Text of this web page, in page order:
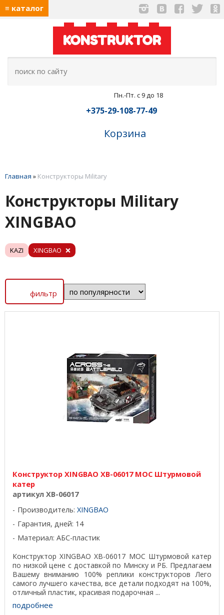
≡ каталог
KONSTRUKTOR
Пн.-Пт. с 9 до 18
+375-29-108-77-49
Корзина
Главная » Конструкторы Military
Конструкторы Military
XINGBAO
KAZI XINGBAO
фильтр
Конструктор XINGBAO XB-06017 MOC Штурмовой
катер
артикул XB-06017
Производитель: XINGBAO
Гарантия, дней: 14
Материал: АБС-пластик
Конструктор XINGBAO XB-06017 MOC Штурмовой катер
по низкой цене с доставкой по Минску и РБ. Предлагаем
Вашему вниманию 100% реплики конструкторов Лего
самого лучшего качества, все детали подходят на 100%,
отличный пластик, красивая подарочная ...
подробнее